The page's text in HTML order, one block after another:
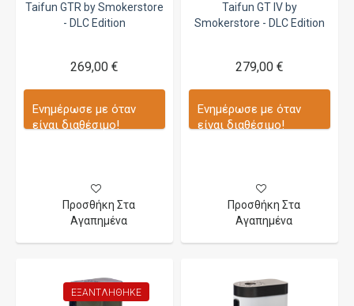
Taifun GTR by Smokerstore
- DLC Edition
269,00 €
Ενημέρωσε με όταν
είναι διαθέσιμο!
Προσθήκη Στα
Αγαπημένα
Taifun GT IV by
Smokerstore - DLC Edition
279,00 €
Ενημέρωσε με όταν
είναι διαθέσιμο!
Προσθήκη Στα
Αγαπημένα
ΕΞΑΝΤΛΉΘΗΚΕ